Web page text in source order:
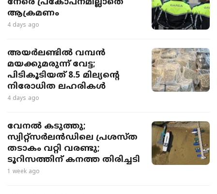
നേരെ പ്രകോപനമില്ലാതെ
ആക്രമണം
4 days ago
അയർലണ്ടിൽ വമ്പൻ
മയക്കുമരുന്ന് വേട്ട;
പിടികൂടിയത് 8.5 മില്യന്റെ
നിരോധിത ലഹരികൾ
4 days ago
വേനൽ കടുത്തു;
സ്വിറ്റ്സർലൻഡിലെ പ്രശസ്ത
തടാകം വറ്റി വരണ്ടു;
ടൂറിസത്തിന് കനത്ത തിരിച്ചടി
1 week ago